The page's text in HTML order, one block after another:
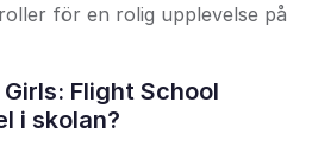
för en rolig upplevelse på
Flight School
i skolan?